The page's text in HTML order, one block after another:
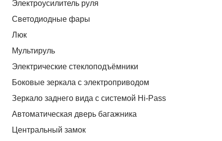
Электроусилитель руля
Светодиодные фары
Люк
Мультируль
Электрические стеклоподъёмники
Боковые зеркала с электроприводом
Зеркало заднего вида с системой Hi-Pass
Автоматическая дверь багажника
Центральный замок